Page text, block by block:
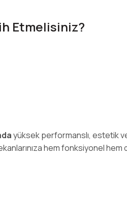
Etmelisiniz?
yüksek performanslı, estetik ve
hem fonksiyonel